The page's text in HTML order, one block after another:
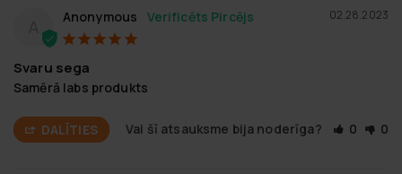
02.28.2023
Anonymous
Svaru sega
Samērā labs produkts
DALĪTIES Vai šī atsauksme bija noderīga? 0 0